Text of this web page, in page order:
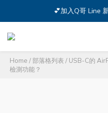
🔥iPhone 17 全系
💕加入Q哥 Line
🔥iPhone 17 全系
Home /部落格列表 / USB-C的
檢測功能？